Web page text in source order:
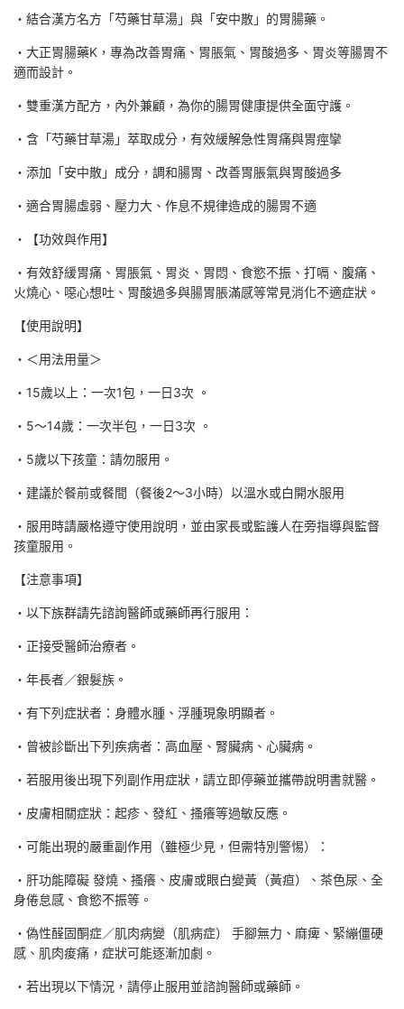
・結合漢方名方「芍藥甘草湯」與「安中散」的胃腸藥。
・大正胃腸藥K，專為改善胃痛、胃脹氣、胃酸過多、胃炎等腸胃不
適而設計。
・雙重漢方配方，內外兼顧，為你的腸胃健康提供全面守護。
・含「芍藥甘草湯」萃取成分，有效緩解急性胃痛與胃痙攣
・添加「安中散」成分，調和腸胃、改善胃脹氣與胃酸過多
・適合胃腸虛弱、壓力大、作息不規律造成的腸胃不適
・【功效與作用】
・有效舒緩胃痛、胃脹氣、胃炎、胃悶、食慾不振、打嗝、腹痛、
火燒心、噁心想吐、胃酸過多與腸胃脹滿感等常見消化不適症狀。
【使用說明】
・＜用法用量＞
・15歲以上：一次1包，一日3次 。
・5～14歲：一次半包，一日3次 。
・5歲以下孩童：請勿服用。
・建議於餐前或餐間（餐後2～3小時）以溫水或白開水服用
・服用時請嚴格遵守使用說明，並由家長或監護人在旁指導與監督
孩童服用。
【注意事項】
・以下族群請先諮詢醫師或藥師再行服用：
・正接受醫師治療者。
・年長者／銀髮族。
・有下列症狀者：身體水腫、浮腫現象明顯者。
・曾被診斷出下列疾病者：高血壓、腎臟病、心臟病。
・若服用後出現下列副作用症狀，請立即停藥並攜帶說明書就醫。
・皮膚相關症狀：起疹、發紅、搔癢等過敏反應。
・可能出現的嚴重副作用（雖極少見，但需特別警惕）：
・肝功能障礙 發燒、搔癢、皮膚或眼白變黃（黃疸）、茶色尿、全
身倦怠感、食慾不振等。
・偽性醛固酮症／肌肉病變（肌病症） 手腳無力、麻痺、緊繃僵硬
感、肌肉痠痛，症狀可能逐漸加劇。
・若出現以下情況，請停止服用並諮詢醫師或藥師。